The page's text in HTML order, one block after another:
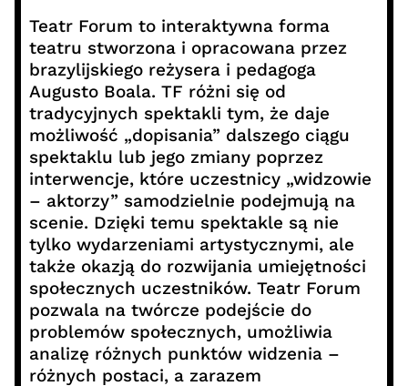
Teatr Forum to interaktywna forma
teatru stworzona i opracowana przez
brazylijskiego reżysera i pedagoga
Augusto Boala. TF różni się od
tradycyjnych spektakli tym, że daje
możliwość „dopisania” dalszego ciągu
spektaklu lub jego zmiany poprzez
interwencje, które uczestnicy „widzowie
– aktorzy” samodzielnie podejmują na
scenie. Dzięki temu spektakle są nie
tylko wydarzeniami artystycznymi, ale
także okazją do rozwijania umiejętności
społecznych uczestników. Teatr Forum
pozwala na twórcze podejście do
problemów społecznych, umożliwia
analizę różnych punktów widzenia –
różnych postaci, a zarazem